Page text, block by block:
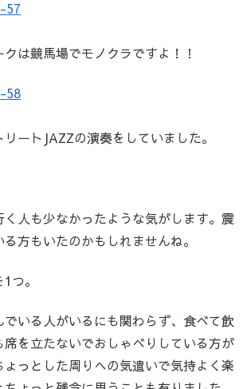
は競馬場でモノクラですよ！！
ートJAZZの演奏をしていました。
人も少なかったような気がします。震
方もいたのかもしれませんね。
つ。
いる人がいるにも関わらず、食べて飲
席を立たないでおしゃべりしている方が
ょっとした周りへの気遣いで気持よく楽